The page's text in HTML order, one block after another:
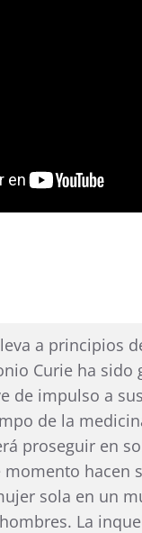
a principios
Curie ha sido
de impulso a
de la
proseguir en
momento hacen
sola en un
La